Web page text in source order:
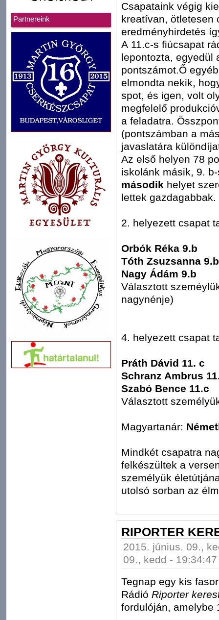
Partnereink
Csapataink végig
kreatívan, ötletesen
eredményhirdetés
A 11.c-s fiúcsapat
lepontozta, egyedül
pontszámot.Ő
elmondta nekik,
spot, és igen, volt
megfelelő
a feladatra.
(pontszámban a
javaslatára
Az első helyen 78
iskolánk másik, 9.
második helyet
lettek gazdagabbak.
2. helyezett csapat
Orbók Réka 9.b
Tóth Zsuzsanna 9.b
Nagy Ádám 9.b
Választott
nagynénje)
4. helyezett csapat
Práth Dávid 11. c
Schranz Ambrus
Szabó Bence 11.c
Választott
Magyartanár:
Mindkét csapatra
felkészültek a
személyük
utolsó sorban az
RIPORTER
2015. június. 09.,
09., kedd - 19:34:47
Tegnap egy kis
Rádió Riporter
fordulóján, amelybe